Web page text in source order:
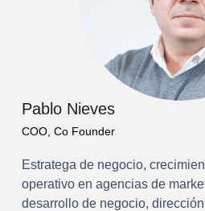
Pablo Nieves
COO, Co Founder
Estratega de negocio,
operativo en agencias de
desarrollo de negocio,